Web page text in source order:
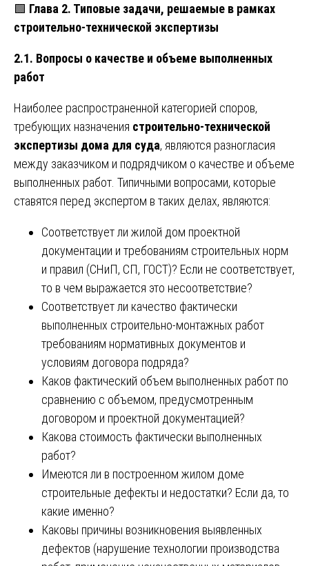
🟩 Глава 2. Типовые задачи, решаемые в рамках
строительно-технической экспертизы
2.1. Вопросы о качестве и объеме выполненных
работ
Наиболее распространенной категорией споров,
требующих назначения строительно-технической
экспертизы дома для суда, являются разногласия
между заказчиком и подрядчиком о качестве и объеме
выполненных работ. Типичными вопросами, которые
ставятся перед экспертом в таких делах, являются:
Соответствует ли жилой дом проектной
документации и требованиям строительных норм
и правил (СНиП, СП, ГОСТ)? Если не соответствует,
то в чем выражается это несоответствие?
Соответствует ли качество фактически
выполненных строительно-монтажных работ
требованиям нормативных документов и
условиям договора подряда?
Каков фактический объем выполненных работ по
сравнению с объемом, предусмотренным
договором и проектной документацией?
Какова стоимость фактически выполненных
работ?
Имеются ли в построенном жилом доме
строительные дефекты и недостатки? Если да, то
какие именно?
Каковы причины возникновения выявленных
дефектов (нарушение технологии производства